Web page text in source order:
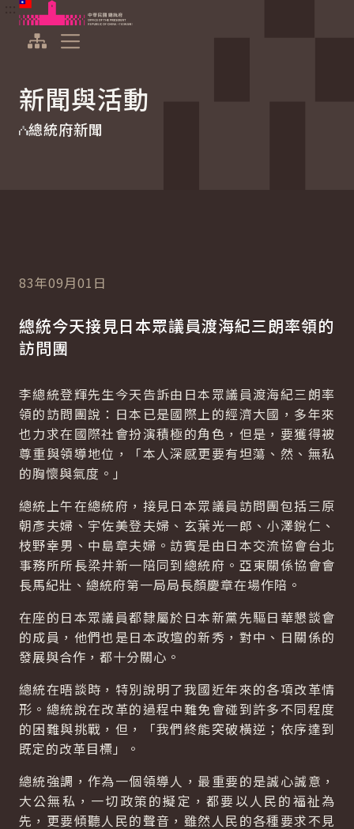
跳到主要內容
中華民國總統府
新聞與活動
總統府新聞
83年09月01日
總統今天接見日本眾議員渡海紀三朗率領的
訪問團
李總統登輝先生今天告訴由日本眾議員渡海紀三朗率
領的訪問團說：日本已是國際上的經濟大國，多年來
也力求在國際社會扮演積極的角色，但是，要獲得被
尊重與領導地位，「本人深感更要有坦蕩、然、無私
的胸懷與氣度。」
總統上午在總統府，接見日本眾議員訪問團包括三原
朝彥夫婦、宇佐美登夫婦、玄葉光一郎、小澤銳仁、
枝野幸男、中島章夫婦。訪賓是由日本交流協會台北
事務所所長梁井新一陪同到總統府。亞東關係協會會
長馬紀壯、總統府第一局局長顏慶章在場作陪。
在座的日本眾議員都隸屬於日本新黨先驅日華懇談會
的成員，他們也是日本政壇的新秀，對中、日關係的
發展與合作，都十分關心。
總統在晤談時，特別說明了我國近年來的各項改革情
形。總統說在改革的過程中難免會碰到許多不同程度
的困難與挑戰，但，「我們終能突破橫逆；依序達到
既定的改革目標」。
總統強調，作為一個領導人，最重要的是誠心誠意，
大公無私，一切政策的擬定，都要以人民的福祉為
先，更要傾聽人民的聲音，雖然人民的各種要求不見